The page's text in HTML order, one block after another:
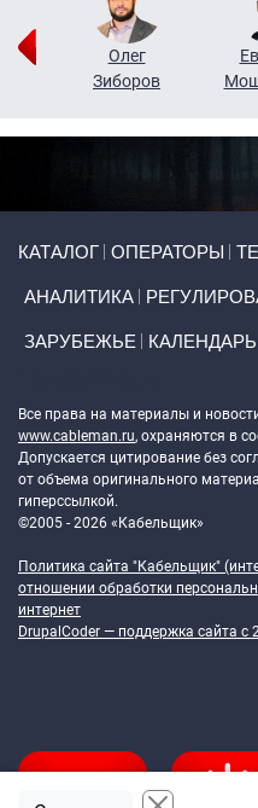
Олег
Зиборов
КАТАЛОГ ОПЕРАТОРЫ
АНАЛИТИКА
ЗАРУБЕЖЬЕ КАЛЕНДАРЬ
Все права на материалы и
www.cableman.ru, охраняются в
Допускается цитирование без
от объема оригинального
гиперссылкой.
©2005 - 2026 «Кабельщик»
Политика сайта "Кабельщик"
отношении обработки
интернет
DrupalCoder — поддержка сайта c